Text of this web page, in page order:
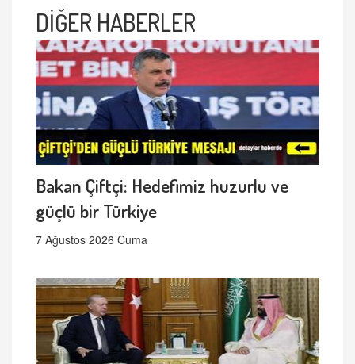
DİĞER HABERLER
Bakan Çiftçi: Hedefimiz huzurlu ve
güçlü bir Türkiye
7 Ağustos 2026 Cuma